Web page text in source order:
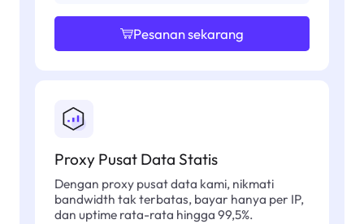
Pesanan sekarang
Proxy Pusat Data Statis
Dengan proxy pusat data kami, nikmati
bandwidth tak terbatas, bayar hanya per IP,
dan uptime rata-rata hingga 99,5%.